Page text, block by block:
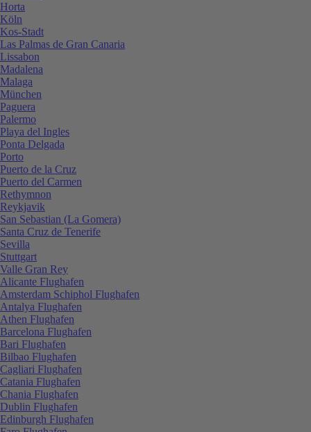
Horta
Köln
Kos-Stadt
Las Palmas de Gran Canaria
Lissabon
Madalena
Malaga
München
Paguera
Palermo
Playa del Ingles
Ponta Delgada
Porto
Puerto de la Cruz
Puerto del Carmen
Rethymnon
Reykjavik
San Sebastian (La Gomera)
Santa Cruz de Tenerife
Sevilla
Stuttgart
Valle Gran Rey
Alicante Flughafen
Amsterdam Schiphol Flughafen
Antalya Flughafen
Athen Flughafen
Barcelona Flughafen
Bari Flughafen
Bilbao Flughafen
Cagliari Flughafen
Catania Flughafen
Chania Flughafen
Dublin Flughafen
Edinburgh Flughafen